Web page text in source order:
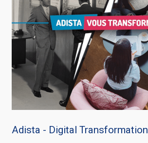
Adista - Digital Transformation